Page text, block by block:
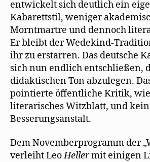
entwickelt sich deutlich ein
Kabarettstil, weniger
Morntmartre und dennoch
Er bleibt der Wedekind-
ihr zu erstarren. Das deutsche
sich nun endlich entschließen,
didaktischen Ton abzulegen.
pointierte öffentliche Kritik,
literarisches Witzblatt, und
Besserungsanstalt.
Dem Novemberprogramm der
verleiht LeoHellermit einigen